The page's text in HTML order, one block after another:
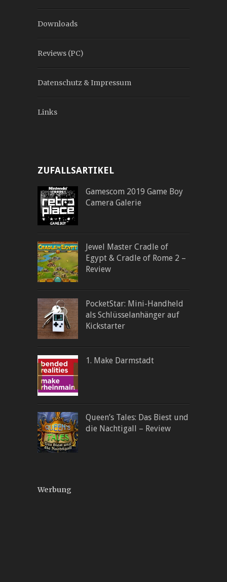
Downloads
Reviews (PC)
Datenschutz & Impressum
Links
ZUFALLSARTIKEL
Gamescom 2019 Game Boy
Camera Galerie
Jewel Master Cradle of
Egypt & Cradle of Rome 2 –
Review
PocketStar: Mini-Handheld
als Schlüsselanhänger auf
Kickstarter
1. Make Darmstadt
Queen’s Tales: Das Biest und
die Nachtigall – Review
Werbung